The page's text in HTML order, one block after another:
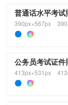
普通话水平考试
390px×567px
公务员考试证件
413px×531px